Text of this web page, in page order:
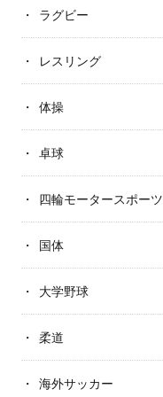
ラグビー
レスリング
体操
卓球
四輪モータースポーツ
国体
大学野球
柔道
海外サッカー